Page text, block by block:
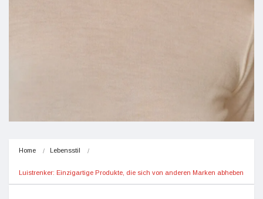
Home Lebensstil
Luistrenker: Einzigartige Produkte, die sich von anderen Marken abheben